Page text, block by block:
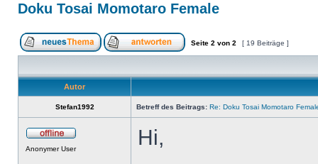
Doku Tosai Momotaro Female
Seite 2 von 2 [ 19 Beiträge ]
Autor
Stefan1992 Betreff des Beitrags: Re: Doku Tosai Momotaro
Anonymer User Hi,